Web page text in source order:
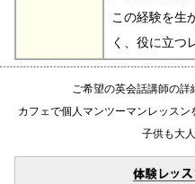
この経験を生
く、役に立つ
ご希望の英会話講師の詳
カフェで個人マンツーマンレッスン
子供も大